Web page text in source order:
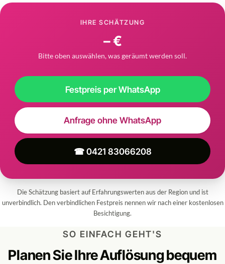
IHRE SCHÄTZUNG
– €
Bitte oben auswählen, was geräumt werden soll.
Festpreis per WhatsApp
Anfrage ohne WhatsApp
☎ 0421 83066208
Die Schätzung basiert auf Erfahrungswerten aus der Region und ist
unverbindlich. Den verbindlichen Festpreis nennen wir nach einer kostenlosen
Besichtigung.
SO EINFACH GEHT'S
Planen Sie Ihre Auflösung bequem